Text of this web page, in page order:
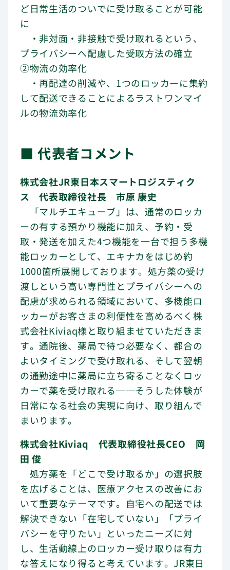
ど日常生活のついでに受け取ることが可能
に
・非対面・非接触で受け取れるという、
プライバシーへ配慮した受取方法の確立
②物流の効率化
・再配達の削減や、1つのロッカーに集約
して配送できることによるラストワンマイ
ルの物流効率化
■ 代表者コメント
株式会社JR東日本スマートロジスティク
ス 代表取締役社長 市原 康史
「マルチエキューブ」は、通常のロッカ
ーの有する預かり機能に加え、予約・受
取・発送を加えた4つ機能を一台で担う多機
能ロッカーとして、エキナカをはじめ約
1000箇所展開しております。処方薬の受け
渡しという高い専門性とプライバシーへの
配慮が求められる領域において、多機能ロ
ッカーがお客さまの利便性を高めるべく株
式会社Kiviaq様と取り組ませていただきま
す。通院後、薬局で待つ必要なく、都合の
よいタイミングで受け取れる、そして翌朝
の通勤途中に薬局に立ち寄ることなくロッ
カーで薬を受け取れる──そうした体験が
日常になる社会の実現に向け、取り組んで
まいります。
株式会社Kiviaq 代表取締役社長CEO 岡
田 俊
処方薬を「どこで受け取るか」の選択肢
を広げることは、医療アクセスの改善にお
いて重要なテーマです。自宅への配送では
解決できない「在宅していない」「プライ
バシーを守りたい」といったニーズに対
し、生活動線上のロッカー受け取りは有力
な答えになり得ると考えています。JR東日